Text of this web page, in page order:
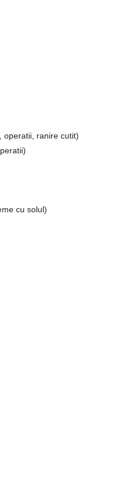
operatii, ranire cutit)
cu solul)